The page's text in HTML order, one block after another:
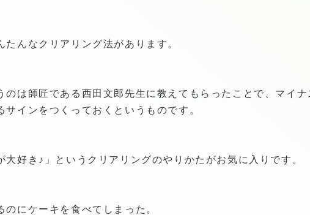
たんなクリアリング法があります。
のは師匠である西田文郎先生に教えてもらったことで、マイ
サインをつくっておくというものです。
大好き♪」というクリアリングのやりかたがお気に入りです。
のにケーキを食べてしまった。